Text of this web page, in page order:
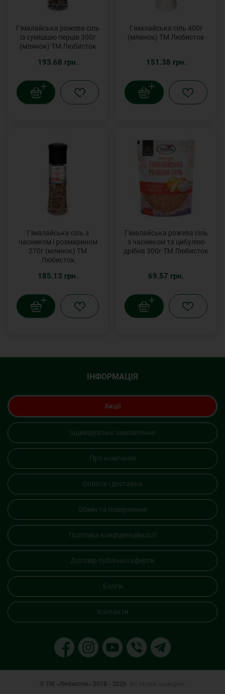
Гімалайська рожева сіль
із сумішшю перців 300г
(млинок) ТМ Любисток
193.68 грн.
Гімалайська сіль 400г
(млинок) ТМ Любисток
151.38 грн.
Гімалайська сіль з
часником і розмарином
270г (млинок) ТМ
Любисток
185.13 грн.
Гімалайська рожева сіль
з часником та цибулею
дрібна 300г ТМ Любисток
69.57 грн.
ІНФОРМАЦІЯ
Акції
Індивідуальні замовлення
Про компанію
Оплата і доставка
Обмін та повернення
Політика конфіденційності
Договір публічної оферти
Блоги
Контакти
© ТМ «Любисток» 2018 - 2026